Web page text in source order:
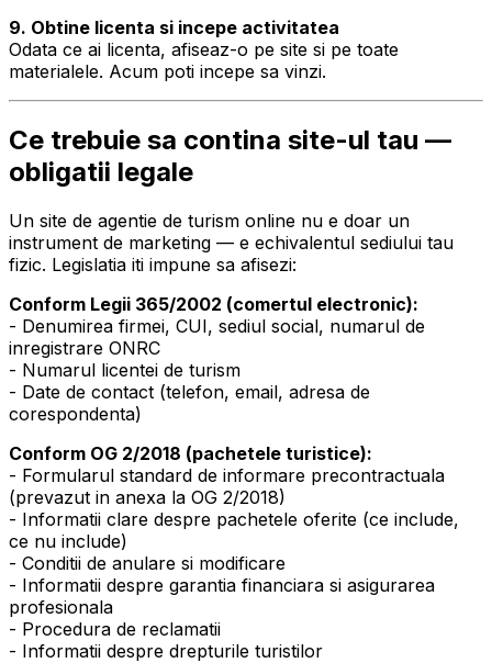
9. Obtine licenta si incepe activitatea
Odata ce ai licenta, afiseaz-o pe site si pe toate
materialele. Acum poti incepe sa vinzi.
Ce trebuie sa contina site-ul tau —
obligatii legale
Un site de agentie de turism online nu e doar un
instrument de marketing — e echivalentul sediului tau
fizic. Legislatia iti impune sa afisezi:
Conform Legii 365/2002 (comertul electronic):
- Denumirea firmei, CUI, sediul social, numarul de
inregistrare ONRC
- Numarul licentei de turism
- Date de contact (telefon, email, adresa de
corespondenta)
Conform OG 2/2018 (pachetele turistice):
- Formularul standard de informare precontractuala
(prevazut in anexa la OG 2/2018)
- Informatii clare despre pachetele oferite (ce include,
ce nu include)
- Conditii de anulare si modificare
- Informatii despre garantia financiara si asigurarea
profesionala
- Procedura de reclamatii
- Informatii despre drepturile turistilor